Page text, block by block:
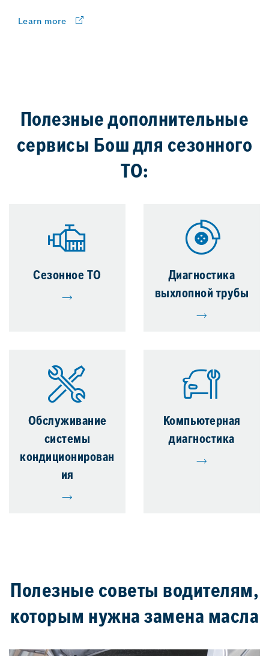
Learn more
Полезные дополнительные
сервисы Бош для сезонного
ТО:
Сезонное ТО
Диагностика
выхлопной трубы
Обслуживание
системы
кондиционирован
ия
Компьютерная
диагностика
Полезные советы водителям,
которым нужна замена масла